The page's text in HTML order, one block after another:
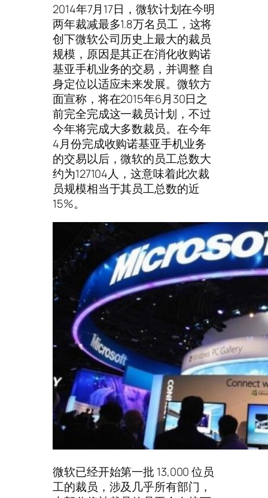
2014年7月17日，微软计划在今明
两年裁减最多1.8万名员工，这将
创下微软公司历史上最大的裁员
规模，原因是其正在消化收购诺
基亚手机业务的交易，并调整 自
身定位以适应未来发展。微软方
面宣称，将在2015年6月30日之
前完全完成这一裁员计划，不过
今年将完成大多数裁员。在今年
4月份完成收购诺基亚手机业务
的交易以后，微软的员工总数大
约为127104人，这意味着此次裁
员规模相当于其员工总数的近
15%。
微软已经开始第一批 13,000 位员
工的裁员，涉及几乎所有部门，